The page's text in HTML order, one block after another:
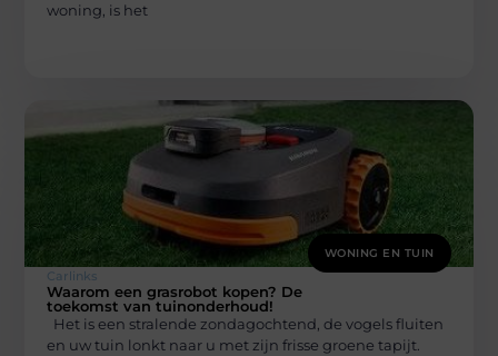
woning, is het
WONING EN TUIN
Carlinks
Waarom een grasrobot kopen? De
toekomst van tuinonderhoud!
Het is een stralende zondagochtend, de vogels fluiten
en uw tuin lonkt naar u met zijn frisse groene tapijt.